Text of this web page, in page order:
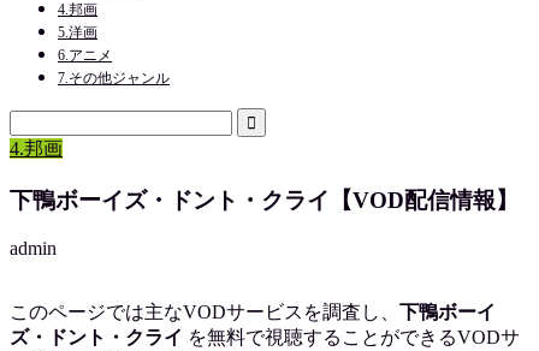
4.邦画
5.洋画
6.アニメ
7.その他ジャンル
4.邦画
下鴨ボーイズ・ドント・クライ【VOD配信情報】
admin
このページでは主なVODサービスを調査し、 下鴨ボーイ
ズ・ドント・クライ を無料で視聴することができるVODサ